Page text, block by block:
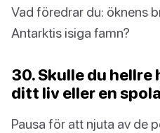
Vad föredrar du: öknens
Antarktis isiga famn?
30. Skulle du hellre
ditt liv eller en
Pausa för att njuta av de